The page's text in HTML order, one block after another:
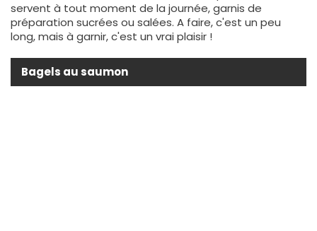
servent à tout moment de la journée, garnis de
préparation sucrées ou salées. A faire, c'est un peu
long, mais à garnir, c'est un vrai plaisir !
Bagels au saumon